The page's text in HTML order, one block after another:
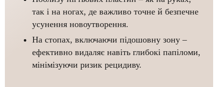
так і на ногах, де важливо точне й безпечне
усунення новоутворення.
На стопах, включаючи підошовну зону –
ефективно видаляє навіть глибокі папіломи,
мінімізуючи ризик рецидиву.